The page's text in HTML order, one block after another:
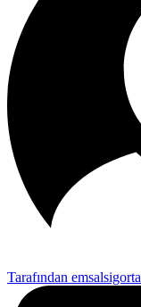
Tarafından emsalsigorta